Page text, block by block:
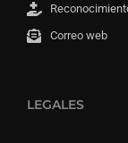
Correo web
LEGALES